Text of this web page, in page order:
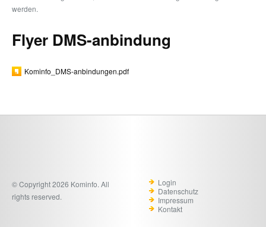
werden.
Flyer DMS-anbindung
Kominfo_DMS-anbindungen.pdf
© Copyright 2026 Kominfo. All
rights reserved.
Login
Datenschutz
Impressum
Kontakt